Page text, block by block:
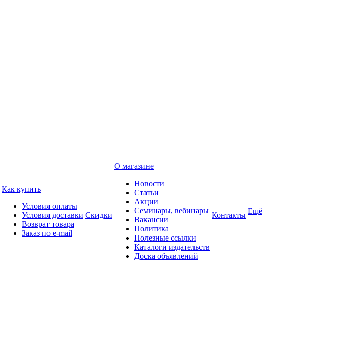
Как купить
Условия оплаты
Условия доставки
Возврат товара
Заказ по e-mail
Скидки
О магазине
Новости
Статьи
Акции
Семинары, вебинары
Вакансии
Политика
Полезные ссылки
Каталоги издательств
Доска объявлений
Контакты Ещё